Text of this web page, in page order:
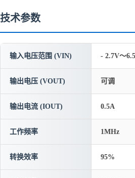
技术参数
输入电压范围 (VIN) - 2.7V～
输出电压 (VOUT) 可调
输出电流 (IOUT) 0.5A
工作频率 1MHz
转换效率 95%